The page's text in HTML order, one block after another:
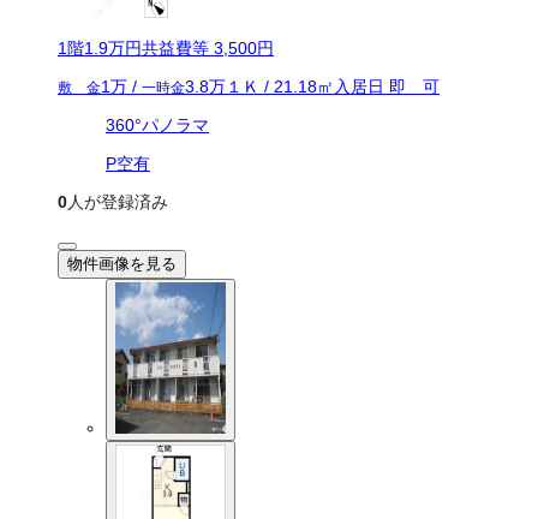
1階1.9万円共益費等 3,500円
敷 金1万 / 一時金3.8万１Ｋ / 21.18㎡ 入居日 即 可
360°パノラマ
P空有
0人が登録済み
物件画像を見る